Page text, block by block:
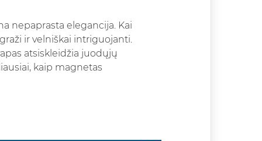
nepaprasta elegancija. Kai
ir velniškai intriguojanti.
atsiskleidžia juodųjų
kaip magnetas